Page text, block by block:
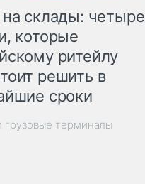
на склады: четыре
которые
ритейлу
решить в
сроки
грузовые терминалы